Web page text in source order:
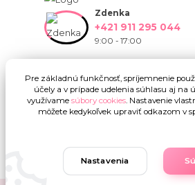
Zdenka
+421 911 295 044
9:00 - 17:00
Upravit sběr
Pre základnú funkčnosť, spríjemnenie
účely a v prípade udelenia súhlasu aj na
využívame súbory cookies. Nastavenie
môžete kedykoľvek upraviť odkazom v
Nastavenia